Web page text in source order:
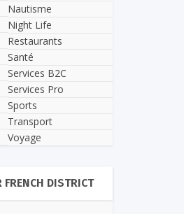
Nautisme
Night Life
Restaurants
Santé
Services B2C
Services Pro
Sports
Transport
Voyage
FRENCH DISTRICT